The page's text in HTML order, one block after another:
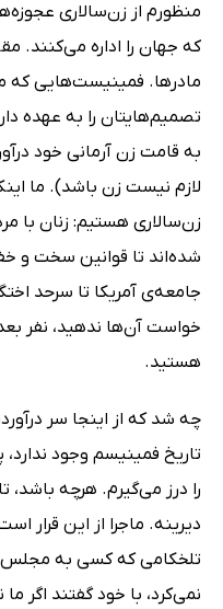
منظورم از زن‌سالاری
که جهان را اداره می‌کنند.
مادرها. فمینیست‌هایی
تصمیم‌هایتان را به عهده
به قامت زن آرمانی خود
لازم نیست زن باشد). ما
زن‌سالاری هستیم: زنان با
شده‌اند تا قوانین سخت و
جامعه‌ی آمریکا تا سرحد
خواست آن‌ها ندهید، نفر
هستید.
چه شد که از اینجا سر
تاریخ فمینیسم وجود
را درز می‌گیرم. هرچه
دیرینه. ماجرا از این قرار
تلخکامی که کسی به
نمی‌کرد، با خود گفتند اگر